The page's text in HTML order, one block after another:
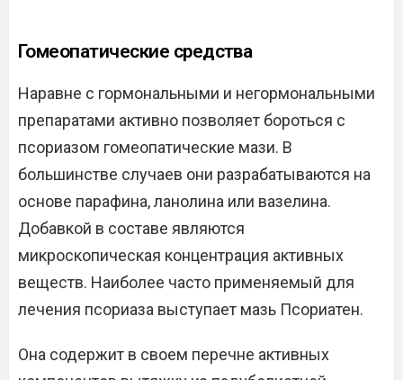
Гомеопатические средства
Наравне с гормональными и негормональными
препаратами активно позволяет бороться с
псориазом гомеопатические мази. В
большинстве случаев они разрабатываются на
основе парафина, ланолина или вазелина.
Добавкой в составе являются
микроскопическая концентрация активных
веществ. Наиболее часто применяемый для
лечения псориаза выступает мазь Псориатен.
Она содержит в своем перечне активных